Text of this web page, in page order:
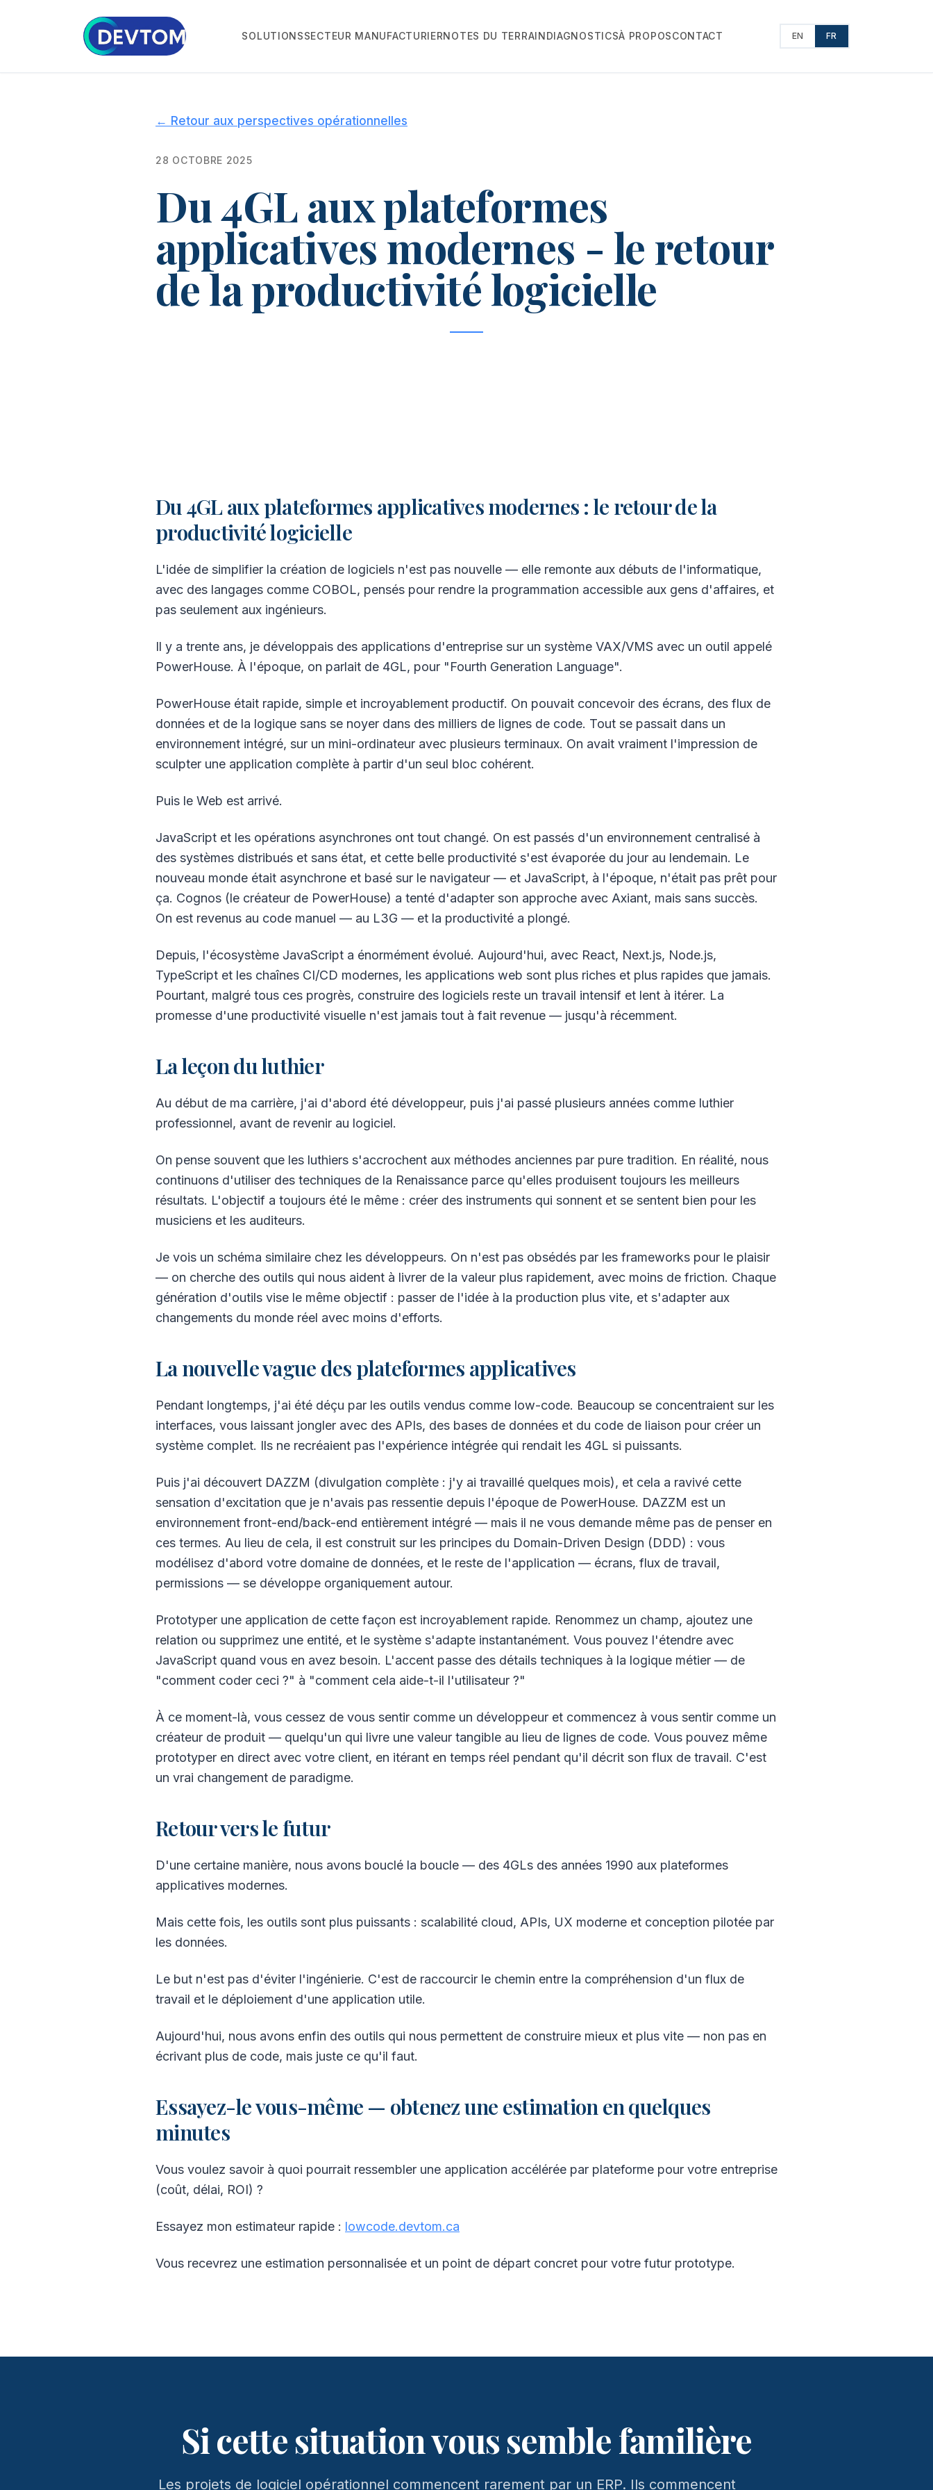
SOLUTIONSSECTEUR MANUFACTURIERNOTES DU TERRAINDIAGNOSTICSÀ PROPOSCONTACT EN FR
← Retour aux perspectives opérationnelles
28 OCTOBRE 2025
Du 4GL aux plateformes
applicatives modernes - le retour
de la productivité logicielle
Du 4GL aux plateformes applicatives modernes : le retour de la
productivité logicielle
L'idée de simplifier la création de logiciels n'est pas nouvelle — elle remonte aux débuts de l'informatique,
avec des langages comme COBOL, pensés pour rendre la programmation accessible aux gens d'affaires, et
pas seulement aux ingénieurs.
Il y a trente ans, je développais des applications d'entreprise sur un système VAX/VMS avec un outil appelé
PowerHouse. À l'époque, on parlait de 4GL, pour "Fourth Generation Language".
PowerHouse était rapide, simple et incroyablement productif. On pouvait concevoir des écrans, des flux de
données et de la logique sans se noyer dans des milliers de lignes de code. Tout se passait dans un
environnement intégré, sur un mini-ordinateur avec plusieurs terminaux. On avait vraiment l'impression de
sculpter une application complète à partir d'un seul bloc cohérent.
Puis le Web est arrivé.
JavaScript et les opérations asynchrones ont tout changé. On est passés d'un environnement centralisé à
des systèmes distribués et sans état, et cette belle productivité s'est évaporée du jour au lendemain. Le
nouveau monde était asynchrone et basé sur le navigateur — et JavaScript, à l'époque, n'était pas prêt pour
ça. Cognos (le créateur de PowerHouse) a tenté d'adapter son approche avec Axiant, mais sans succès.
On est revenus au code manuel — au L3G — et la productivité a plongé.
Depuis, l'écosystème JavaScript a énormément évolué. Aujourd'hui, avec React, Next.js, Node.js,
TypeScript et les chaînes CI/CD modernes, les applications web sont plus riches et plus rapides que jamais.
Pourtant, malgré tous ces progrès, construire des logiciels reste un travail intensif et lent à itérer. La
promesse d'une productivité visuelle n'est jamais tout à fait revenue — jusqu'à récemment.
La leçon du luthier
Au début de ma carrière, j'ai d'abord été développeur, puis j'ai passé plusieurs années comme luthier
professionnel, avant de revenir au logiciel.
On pense souvent que les luthiers s'accrochent aux méthodes anciennes par pure tradition. En réalité, nous
continuons d'utiliser des techniques de la Renaissance parce qu'elles produisent toujours les meilleurs
résultats. L'objectif a toujours été le même : créer des instruments qui sonnent et se sentent bien pour les
musiciens et les auditeurs.
Je vois un schéma similaire chez les développeurs. On n'est pas obsédés par les frameworks pour le plaisir
— on cherche des outils qui nous aident à livrer de la valeur plus rapidement, avec moins de friction. Chaque
génération d'outils vise le même objectif : passer de l'idée à la production plus vite, et s'adapter aux
changements du monde réel avec moins d'efforts.
La nouvelle vague des plateformes applicatives
Pendant longtemps, j'ai été déçu par les outils vendus comme low-code. Beaucoup se concentraient sur les
interfaces, vous laissant jongler avec des APIs, des bases de données et du code de liaison pour créer un
système complet. Ils ne recréaient pas l'expérience intégrée qui rendait les 4GL si puissants.
Puis j'ai découvert DAZZM (divulgation complète : j'y ai travaillé quelques mois), et cela a ravivé cette
sensation d'excitation que je n'avais pas ressentie depuis l'époque de PowerHouse. DAZZM est un
environnement front-end/back-end entièrement intégré — mais il ne vous demande même pas de penser en
ces termes. Au lieu de cela, il est construit sur les principes du Domain-Driven Design (DDD) : vous
modélisez d'abord votre domaine de données, et le reste de l'application — écrans, flux de travail,
permissions — se développe organiquement autour.
Prototyper une application de cette façon est incroyablement rapide. Renommez un champ, ajoutez une
relation ou supprimez une entité, et le système s'adapte instantanément. Vous pouvez l'étendre avec
JavaScript quand vous en avez besoin. L'accent passe des détails techniques à la logique métier — de
"comment coder ceci ?" à "comment cela aide-t-il l'utilisateur ?"
À ce moment-là, vous cessez de vous sentir comme un développeur et commencez à vous sentir comme un
créateur de produit — quelqu'un qui livre une valeur tangible au lieu de lignes de code. Vous pouvez même
prototyper en direct avec votre client, en itérant en temps réel pendant qu'il décrit son flux de travail. C'est
un vrai changement de paradigme.
Retour vers le futur
D'une certaine manière, nous avons bouclé la boucle — des 4GLs des années 1990 aux plateformes
applicatives modernes.
Mais cette fois, les outils sont plus puissants : scalabilité cloud, APIs, UX moderne et conception pilotée par
les données.
Le but n'est pas d'éviter l'ingénierie. C'est de raccourcir le chemin entre la compréhension d'un flux de
travail et le déploiement d'une application utile.
Aujourd'hui, nous avons enfin des outils qui nous permettent de construire mieux et plus vite — non pas en
écrivant plus de code, mais juste ce qu'il faut.
Essayez-le vous-même — obtenez une estimation en quelques
minutes
Vous voulez savoir à quoi pourrait ressembler une application accélérée par plateforme pour votre entreprise
(coût, délai, ROI) ?
Essayez mon estimateur rapide : lowcode.devtom.ca
Vous recevrez une estimation personnalisée et un point de départ concret pour votre futur prototype.
Si cette situation vous semble familière
Les projets de logiciel opérationnel commencent rarement par un ERP. Ils commencent